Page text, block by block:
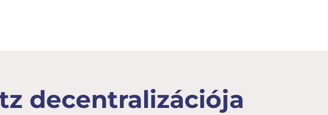
decentralizációja